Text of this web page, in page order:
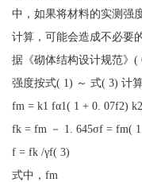
中，如果将材料的实测强
计算，可能会造成不必要
据《砌体结构设计规范》(
强度按式( 1) ～ 式( 3) 计算
fm = k1 fα1( 1 + 0. 07f2)
fk = fm － 1. 645σf = fm(
f = fk /γf( 3)
式中，fm